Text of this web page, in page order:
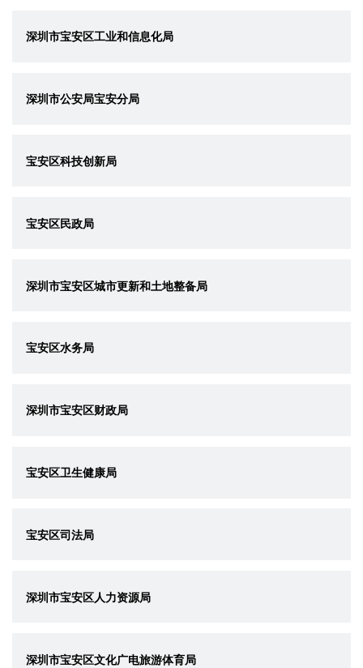
深圳市宝安区工业和信息化局
深圳市公安局宝安分局
宝安区科技创新局
宝安区民政局
深圳市宝安区城市更新和土地整备局
宝安区水务局
深圳市宝安区财政局
宝安区卫生健康局
宝安区司法局
深圳市宝安区人力资源局
深圳市宝安区文化广电旅游体育局